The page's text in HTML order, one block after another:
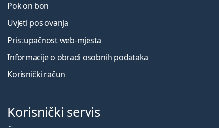
Poklon bon
Uvjeti poslovanja
Pristupačnost web-mjesta
Informacije o obradi osobnih podataka
Korisnički račun
Korisnički servis